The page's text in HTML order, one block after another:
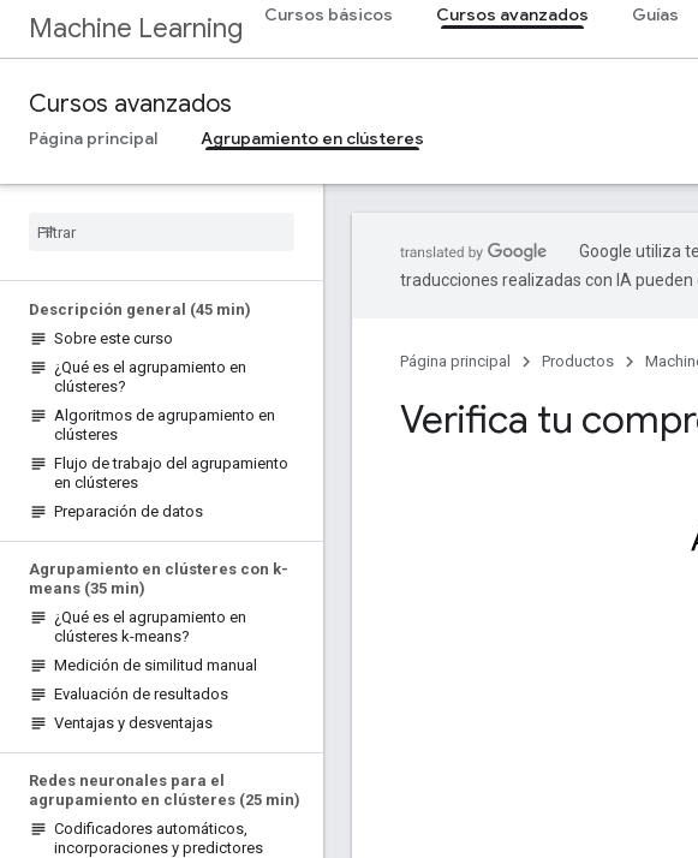
Machine Learning Cursos básicos Cursos avanzados Guías
Cursos avanzados
Página principal Agrupamiento en clústeres
Descripción general (45 min)
Sobre este curso
¿Qué es el agrupamiento en
clústeres?
Algoritmos de agrupamiento en
clústeres
Flujo de trabajo del agrupamiento
en clústeres
Preparación de datos
Agrupamiento en clústeres con k-
means (35 min)
¿Qué es el agrupamiento en
clústeres k-means?
Medición de similitud manual
Evaluación de resultados
Ventajas y desventajas
Redes neuronales para el
agrupamiento en clústeres (25 min)
Codificadores automáticos,
incorporaciones y predictores
Google utiliza
traducciones realizadas con IA pueden
Página principal Productos
Verifica tu